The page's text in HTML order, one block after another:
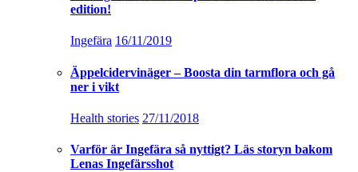
edition!
Ingefära 16/11/2019
Äppelcidervinäger – Boosta din tarmflora och gå
ner i vikt
Health stories 27/11/2018
Varför är Ingefära så nyttigt? Läs storyn bakom
Lenas Ingefärsshot